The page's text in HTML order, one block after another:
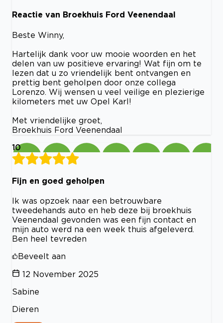
Reactie van Broekhuis Ford Veenendaal
Beste Winny,
Hartelijk dank voor uw mooie woorden en het
delen van uw positieve ervaring! Wat fijn om te
lezen dat u zo vriendelijk bent ontvangen en
prettig bent geholpen door onze collega
Lorenzo. Wij wensen u veel veilige en plezierige
kilometers met uw Opel Karl!
Met vriendelijke groet,
Broekhuis Ford Veenendaal
10
Fijn en goed geholpen
Ik was opzoek naar een betrouwbare
tweedehands auto en heb deze bij broekhuis
Veenendaal gevonden was een fijn contact en
mijn auto werd na een week thuis afgeleverd.
Ben heel tevreden
Beveelt aan
12 November 2025
Sabine
Dieren